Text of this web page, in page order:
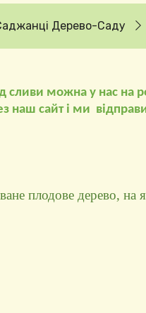
Дерево-Саду
можна у нас на
наш сайт і ми
плодове дерево, на